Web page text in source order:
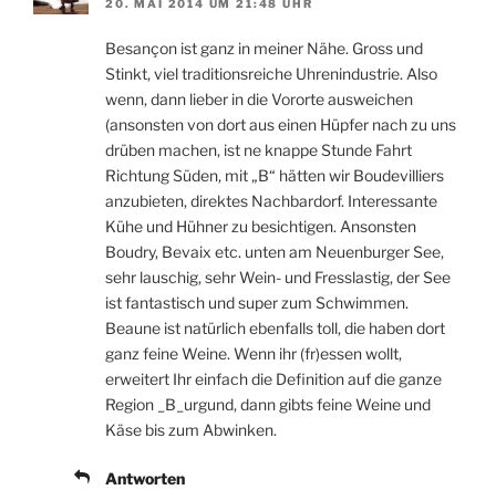
20. MAI 2014 UM 21:48 UHR
Besançon ist ganz in meiner Nähe. Gross und
Stinkt, viel traditionsreiche Uhrenindustrie. Also
wenn, dann lieber in die Vororte ausweichen
(ansonsten von dort aus einen Hüpfer nach zu uns
drüben machen, ist ne knappe Stunde Fahrt
Richtung Süden, mit „B“ hätten wir Boudevilliers
anzubieten, direktes Nachbardorf. Interessante
Kühe und Hühner zu besichtigen. Ansonsten
Boudry, Bevaix etc. unten am Neuenburger See,
sehr lauschig, sehr Wein- und Fresslastig, der See
ist fantastisch und super zum Schwimmen.
Beaune ist natürlich ebenfalls toll, die haben dort
ganz feine Weine. Wenn ihr (fr)essen wollt,
erweitert Ihr einfach die Definition auf die ganze
Region _B_urgund, dann gibts feine Weine und
Käse bis zum Abwinken.
Antworten